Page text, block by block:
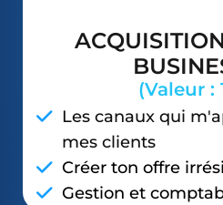
(Valeur :
Les canaux qui
mes clients
Créer ton offre
Gestion et